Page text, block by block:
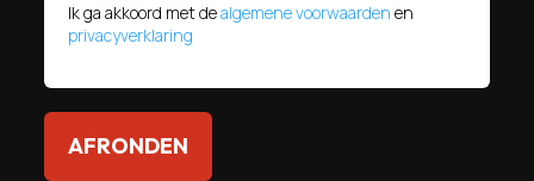
Ik ga akkoord met dealgemene voorwaarden en
privacyverklaring